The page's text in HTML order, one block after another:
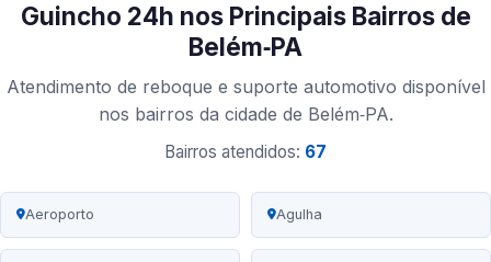
Guincho 24h nos Principais Bairros de
Belém‑PA
Atendimento de reboque e suporte automotivo disponível
nos bairros da cidade de Belém‑PA.
Bairros atendidos: 67
Aeroporto Agulha